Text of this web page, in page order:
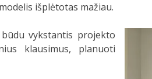
modelis išplėtotas mažiau.
vykstantis projekto
klausimus, planuoti